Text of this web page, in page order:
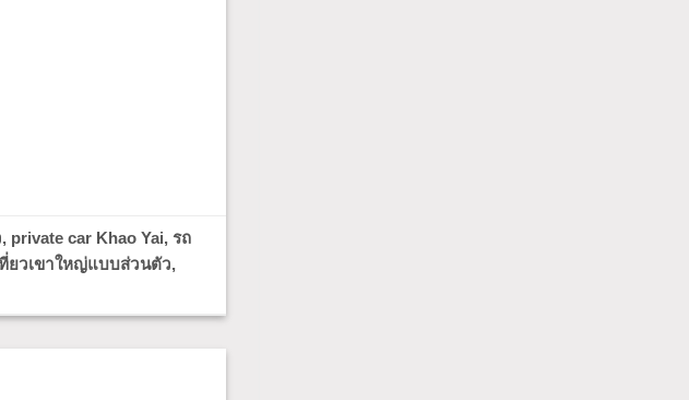
, private car Khao Yai, รถ
ที่ยวเขาใหญ่แบบส่วนตัว,